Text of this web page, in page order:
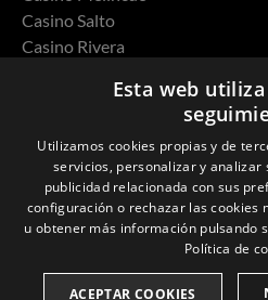
Casino Salto
Casino Rivera
Política de privacidad
Cookies
Política de Calidad y Medio
Esta web
Utilizamos cookies propias y de
servicios, personalizar y analizar
publicidad relacionada con sus
configuración o rechazar las cookies
u obtener más información pulsando
Política de
ACEPTAR COOKIES